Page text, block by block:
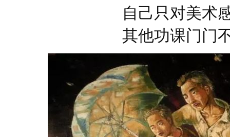
自己只对美术
其他功课门门